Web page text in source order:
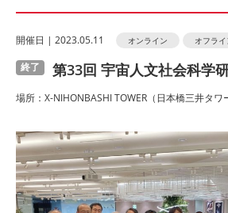
開催⽇ | 2023.05.11 オンライン オフライ
終了 第33回 宇宙人文社会科学
場所：X-NIHONBASHI TOWER（日本橋三井タワ